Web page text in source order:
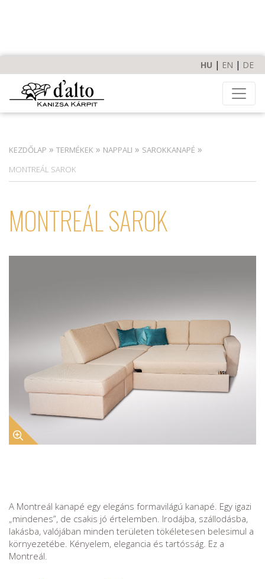
HU EN DE
KEZDŐLAP » TERMÉKEK » NAPPALI » SAROKKANAPÉ »
MONTREÁL SAROK
MONTREÁL SAROK
A Montreál kanapé egy elegáns formavilágú kanapé. Egy igazi
„mindenes”, de csakis jó értelemben. Irodájba, szállodásba,
lakásba, valójában minden területen tökéletesen belesimul a
környezetébe. Kényelem, elegancia és tartósság. Ez a
Montreál.